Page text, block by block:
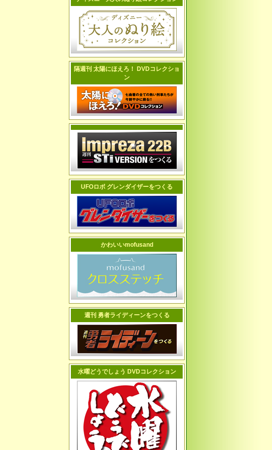
隔週刊 太陽にほえろ！ DVDコレクショ
ン
UFOロボ グレンダイザーをつくる
かわいいmofusand
週刊 勇者ライディーンをつくる
水曜どうでしょう DVDコレクション